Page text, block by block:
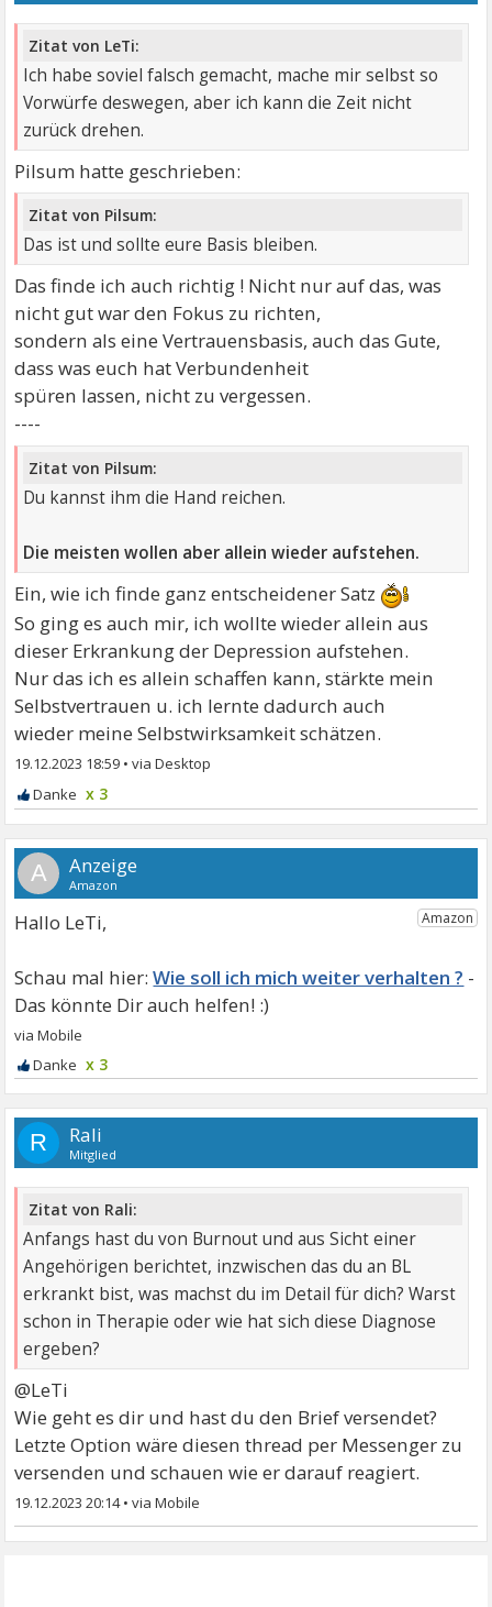
Zitat von LeTi:
Ich habe soviel falsch gemacht, mache mir selbst so
Vorwürfe deswegen, aber ich kann die Zeit nicht
zurück drehen.
Pilsum hatte geschrieben:
Zitat von Pilsum:
Das ist und sollte eure Basis bleiben.
Das finde ich auch richtig ! Nicht nur auf das, was
nicht gut war den Fokus zu richten,
sondern als eine Vertrauensbasis, auch das Gute,
dass was euch hat Verbundenheit
spüren lassen, nicht zu vergessen.
----
Zitat von Pilsum:
Du kannst ihm die Hand reichen.
Die meisten wollen aber allein wieder aufstehen.
Ein, wie ich finde ganz entscheidener Satz
So ging es auch mir, ich wollte wieder allein aus
dieser Erkrankung der Depression aufstehen.
Nur das ich es allein schaffen kann, stärkte mein
Selbstvertrauen u. ich lernte dadurch auch
wieder meine Selbstwirksamkeit schätzen.
19.12.2023 18:59 •
x 3
A
Hallo LeTi,
Wie soll ich mich weiter verhalten ?
x 3
R Rali
Mitglied
Zitat von Rali:
Anfangs hast du von Burnout und aus Sicht einer
Angehörigen berichtet, inzwischen das du an BL
erkrankt bist, was machst du im Detail für dich? Warst
schon in Therapie oder wie hat sich diese Diagnose
ergeben?
@LeTi
Wie geht es dir und hast du den Brief versendet?
Letzte Option wäre diesen thread per Messenger zu
versenden und schauen wie er darauf reagiert.
19.12.2023 20:14•